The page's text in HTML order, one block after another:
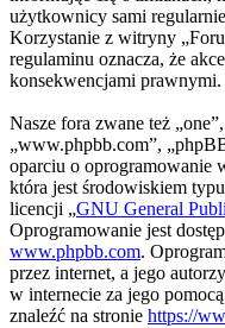
użytkownicy sami
Korzystanie z witryny
regulaminu oznacza, że
konsekwencjami prawnymi.
Nasze fora zwane też
„www.phpbb.com”,
oparciu o oprogramowanie
która jest środowiskiem
licencji „GNU General
Oprogramowanie jest
www.phpbb.com.
przez internet, a jego
w internecie za jego
znaleźć na stronie https://